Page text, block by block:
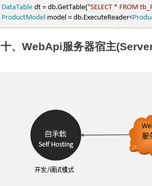
十、WebApi服务器宿主